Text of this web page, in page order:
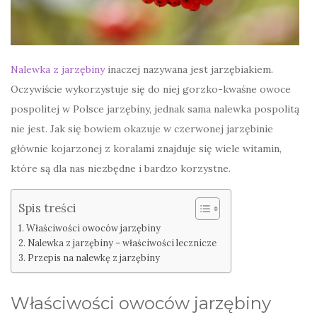
Nalewka z jarzębinyinaczej nazywana jest jarzębiakiem.
Oczywiście wykorzystuje się do niej gorzko-kwaśne owoce
pospolitej w Polsce jarzębiny, jednak sama nalewka pospolitą
nie jest. Jak się bowiem okazuje w czerwonej jarzębinie
głównie kojarzonej z koralami znajduje się wiele witamin,
które są dla nas niezbędne i bardzo korzystne.
Spis treści
Właściwości owoców jarzębiny
Nalewka z jarzębiny – właściwości lecznicze
Przepis na nalewkę z jarzębiny
Właściwości owoców jarzębiny